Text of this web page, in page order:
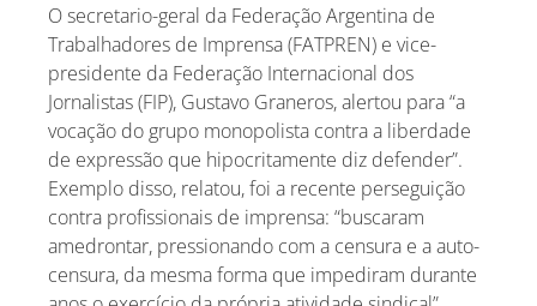
O secretario-geral da Federação Argentina de
Trabalhadores de Imprensa (FATPREN) e vice-
presidente da Federação Internacional dos
Jornalistas (FIP), Gustavo Graneros, alertou para “a
vocação do grupo monopolista contra a liberdade
de expressão que hipocritamente diz defender”.
Exemplo disso, relatou, foi a recente perseguição
contra profissionais de imprensa: “buscaram
amedrontar, pressionando com a censura e a auto-
censura, da mesma forma que impediram durante